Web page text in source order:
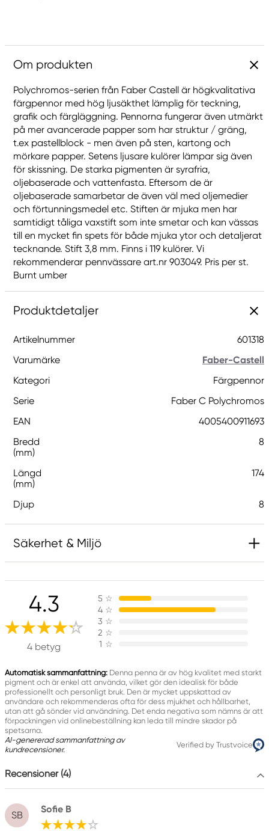
Om produkten
Polychromos-serien från Faber Castell är högkvalitativa
färgpennor med hög ljusäkthet lämplig för teckning,
grafik och färgläggning. Pennorna fungerar även utmärkt
på mer avancerade papper som har struktur / gräng,
t.ex pastellblock - men även på sten, kartong och
mörkare papper. Setens ljusare kulörer lämpar sig även
för skissning. De starka pigmenten är syrafria,
oljebaserade och vattenfasta. Eftersom de är
oljebaserade samarbetar de även väl med oljemedier
och förtunningsmedel etc. Stiften är mjuka men har
samtidigt tåliga vaxstift som inte smetar och kan vässas
till en mycket fin spets för både mjuka ytor och detaljerat
tecknande. Stift 3,8 mm. Finns i 119 kulörer. Vi
rekommenderar pennvässare art.nr 903049. Pris per st.
Burnt umber
Produktdetaljer
Artikelnummer
601318
Varumärke
Faber-Castell
Kategori
Färgpennor
Serie
Faber C Polychromos
EAN
4005400911693
Bredd
(mm)
8
Längd
(mm)
174
Djup 8
Säkerhet & Miljö
Ansvarig EU
Faber-Castell
Faber-Castell Ag
Nürnberger Straße 2
90546 Stein, Germany
+49 (0) 911 9965-0
4.3
4 betyg
5 ☆
4 ☆
3 ☆
2 ☆
1 ☆
Automatisk sammanfattning: Denna penna är av hög kvalitet med starkt
pigment och är enkel att använda, vilket gör den idealisk för både
professionellt och personligt bruk. Den är mycket uppskattad av
användare och rekommenderas ofta för dess mjukhet och hållbarhet,
utan att gå sönder vid användning. Det enda negativa som nämns är att
förpackningen vid onlinebeställning kan leda till mindre skador på
spetsarna.
AI-genererad sammanfattning av
kundrecensioner.
Verified by Trustvoice
Recensioner (4)
SB
Sofie B